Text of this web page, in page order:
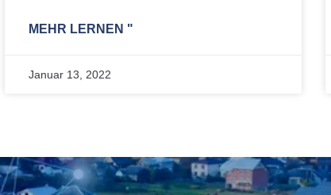
MEHR LERNEN "
Januar 13, 2022